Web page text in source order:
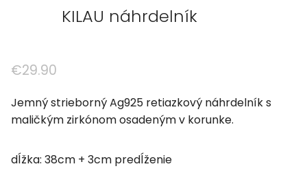
KILAU náhrdelník
€29.90
Jemný strieborný Ag925 retiazkový náhrdelník s
maličkým zirkónom osadeným v korunke.
dĺžka: 38cm + 3cm predĺženie